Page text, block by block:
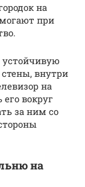
на
при
устойчивую
внутри
на
вокруг
за ним со
на